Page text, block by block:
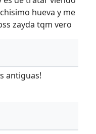
hueva y me
zayda tqm vero
antiguas!